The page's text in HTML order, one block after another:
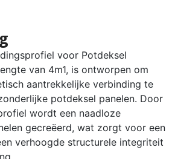
voor Potdeksel
van 4m1, is ontworpen om
aantrekkelijke verbinding te
potdeksel panelen. Door
wordt een naadloze
gecreëerd, wat zorgt voor een
verhoogde structurele integriteit